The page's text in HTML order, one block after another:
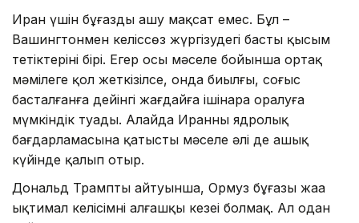
Иран үшін бұғазды ашу мақсат емес. Бұл –
Вашингтонмен келіссөз жүргізудегі басты қысым
тетіктерінің бірі. Егер осы мәселе бойынша ортақ
мәмілеге қол жеткізілсе, онда биылғы, соғыс
басталғанға дейінгі жағдайға ішінара оралуға
мүмкіндік туады. Алайда Иранның ядролық
бағдарламасына қатысты мәселе әлі де ашық
күйінде қалып отыр.
Дональд Трамптың айтуынша, Ормуз бұғазы жаңа
ықтимал келісімнің алғашқы кезеңі болмақ. Ал одан